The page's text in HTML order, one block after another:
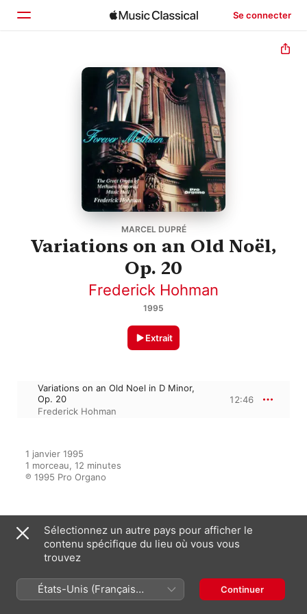
Se connecter
Accueil
Rechercher
MARCEL DUPRÉ
Variations on an Old Noël,
Op. 20
Frederick Hohman
1995
Extrait
Variations on an Old Noel in D Minor,
Op. 20
Frederick Hohman
12:46
1 janvier 1995
1 morceau, 12 minutes
℗ 1995 Pro Organo
Sur l’album
Forever Methuen
Frederick Hohman
Sélectionnez un autre pays pour afficher le
contenu spécifique du lieu où vous vous
trouvez
États-Unis (Français
France)
Continuer